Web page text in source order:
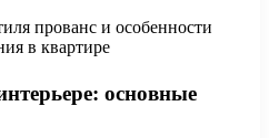
основные